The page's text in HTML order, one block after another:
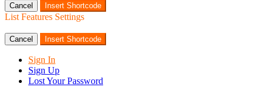
Cancel Insert Shortcode
List Features Settings
Cancel Insert Shortcode
Sign In
Sign Up
Lost Your Password